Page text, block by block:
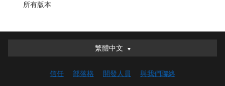
所有版本
繁體中文
繁體中文
English (UK)
信任 部落格 開發人員 與我們聯絡